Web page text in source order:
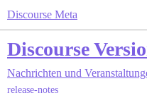
Discourse Meta
Discourse
Nachrichten und
release-notes